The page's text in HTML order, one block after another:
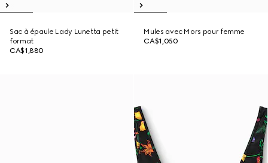
Sac à épaule Lady Lunetta petit
format
CA$1,880
Mules avec Mors pour femme
CA$1,050